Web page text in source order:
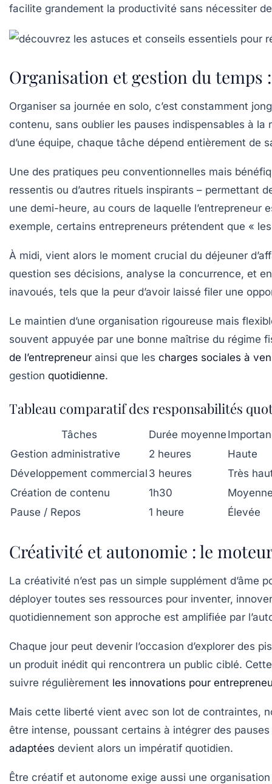
facilite grandement la productivité sans nécessiter
Organisation et gestion du temps
Organiser sa journée en solo, c’est constamment
contenu, sans oublier les pauses indispensables à
d’une équipe, chaque tâche dépend entièrement
Une des pratiques peu conventionnelles mais
ressentis ou d’autres rituels inspirants – permettant
une demi-heure, au cours de laquelle l’entrepreneur
exemple, certains entrepreneurs prétendent que «
À midi, vient alors le moment crucial du déjeuner
question ses décisions, analyse la concurrence, et
inavoués, tels que la peur d’avoir laissé filer une
Le maintien d’une organisation rigoureuse mais
souvent appuyée par une bonne maîtrise du régime
de l’entrepreneur ainsi que les charges sociales à
gestion quotidienne.
Tableau comparatif des responsabilités
Tâches Durée moyenne
Gestion administrative
2 heures
Haute
Développement commercial 3 heures
Très
Création de contenu
1h30
Pause / Repos
1 heure Élevée
Créativité et autonomie : le
La créativité n’est pas un simple supplément d’âme
déployer toutes ses ressources pour inventer,
quotidiennement son approche est amplifiée par
Chaque jour peut devenir l’occasion d’explorer des
un produit inédit qui rencontrera un public ciblé.
suivre régulièrement les innovations pour
Mais cette liberté vient avec son lot de contraintes,
être intense, poussant certains à intégrer des
adaptées devient alors un impératif quotidien.
Être créatif et autonome exige aussi une